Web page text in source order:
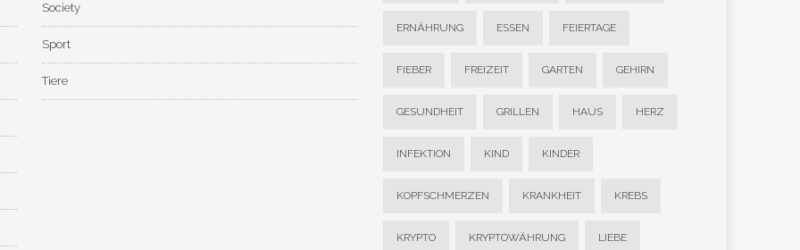
Society
Sport
Tiere
ERNÄHRUNG ESSEN FEIERTAGE
FIEBER FREIZEIT GARTEN GEHIRN
GESUNDHEIT GRILLEN HAUS HERZ
INFEKTION KIND KINDER
KOPFSCHMERZEN KRANKHEIT KREBS
KRYPTO KRYPTOWÄHRUNG LIEBE